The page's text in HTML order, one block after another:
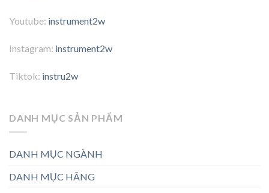
Youtube: instrument2w
Instagram: instrument2w
Tiktok: instru2w
DANH MỤC SẢN PHẨM
DANH MỤC NGÀNH
DANH MỤC HÃNG